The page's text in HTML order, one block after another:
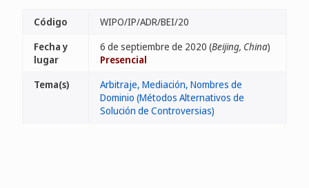
Código
WIPO/IP/ADR/BEI/20
Fecha y
lugar
6 de septiembre de 2020 (Beijing, China)
Presencial
Tema(s)
Arbitraje, Mediación, Nombres de
Dominio (Métodos Alternativos de
Solución de Controversias)